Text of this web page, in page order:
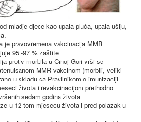
mladje djece kao upala pluća, upala ušiju,
je pravovremena vakcinacija MMR
95 -97 % zaštite
protiv morbila u Crnoj Gori vrši se
MMR vakcinom (morbili, veliki
u skladu sa Pravilnikom o imunizaciji -
života i revakcinacijom prethodno
sedam godina života
u 12-tom mjesecu života i pred polazak u